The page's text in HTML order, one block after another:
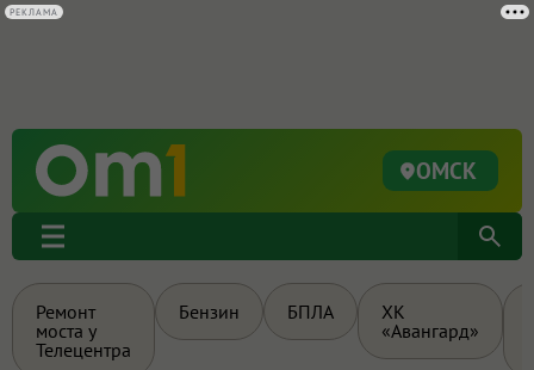
ОМСК
Ремонт
моста у
Телецентра
Бензин БПЛА
ХК
«Авангард»
РЕКЛАМА